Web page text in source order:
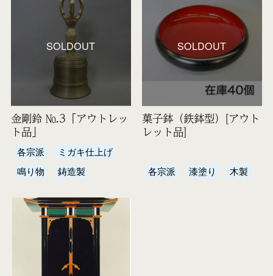
SOLDOUT
金剛鈴 №.3「アウトレッ
ト品」
各宗派
ミガキ仕上げ
鳴り物
鋳造製
SOLDOUT
菓子鉢（鉄鉢型）[アウト
レット品]
各宗派 漆塗り 木製